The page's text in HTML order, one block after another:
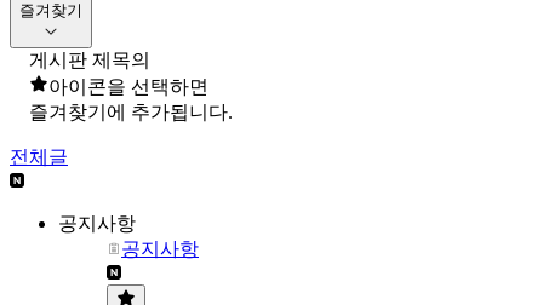
즐겨찾기
게시판 제목의
아이콘을 선택하면
즐겨찾기에 추가됩니다.
전체글
공지사항
공지사항